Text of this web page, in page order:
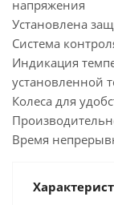
напряжения
Установлена
Система
Индикация
установленной
Колеса для
Время